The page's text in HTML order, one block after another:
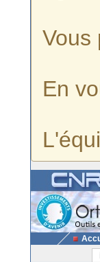
Vous
En